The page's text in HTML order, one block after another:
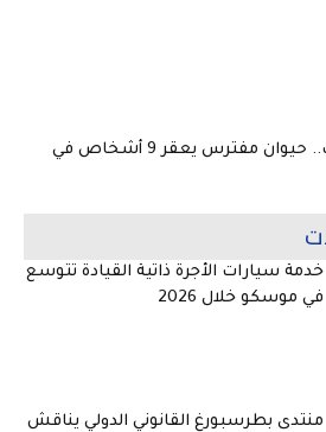
للمرة الثانية خلال ساعات.. حيوان مفترس يعقر 9 أشخاص في
خدمة سيارات الأجرة ذاتية القيادة تتوسع
في موسكو خلال 2026
منتدى بطرسبورغ القانوني الدولي يناقش